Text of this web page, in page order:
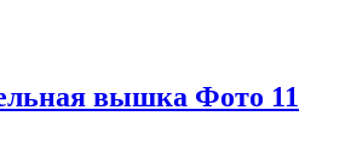
вышка Фото 11